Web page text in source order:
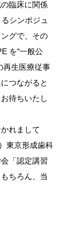
臨床に関係
シンポジュ
グで、その
を“一般公
再生医療従事
つながると
待ちいたし
れまして
東京形成歯科
「認定講習
ちろん、当